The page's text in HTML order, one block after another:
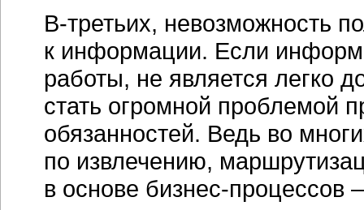
В-третьих, невозможность
к информации. Если
работы, не является легко
стать огромной проблемой
обязанностей. Ведь во
по извлечению,
в основе бизнес-